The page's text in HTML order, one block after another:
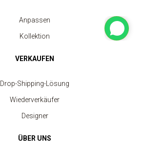
Anpassen
Kollektion
VERKAUFEN
Drop-Shipping-Lösung
Wiederverkäufer
Designer
ÜBER UNS